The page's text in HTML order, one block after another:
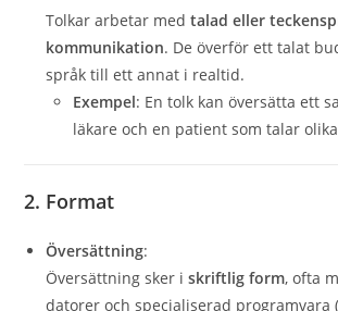
Tolkar arbetar medtalad eller
kommunikation. De överför ett talat
språk till ett annat i realtid.
Exempel: En tolk kan översätta ett
läkare och en patient som talar
2. Format
Översättning:
Översättning sker iskriftlig form, ofta
datorer och specialiserad programvara